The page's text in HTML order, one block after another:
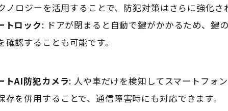
ノロジーを活用することで、防犯対策はさらに強化さ
トロック: ドアが閉まると自動で鍵がかかるため、鍵
確認することも可能です。
トAI防犯カメラ: 人や車だけを検知してスマートフォ
存を併用することで、通信障害時にも対応できます。